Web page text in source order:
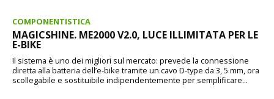
COMPONENTISTICA
MAGICSHINE. ME2000 V2.0, LUCE ILLIMITATA PER LE
E-BIKE
Il sistema è uno dei migliori sul mercato: prevede la connessione
diretta alla batteria dell’e-bike tramite un cavo D-type da 3, 5 mm, ora
scollegabile e sostituibile indipendentemente per semplificare...